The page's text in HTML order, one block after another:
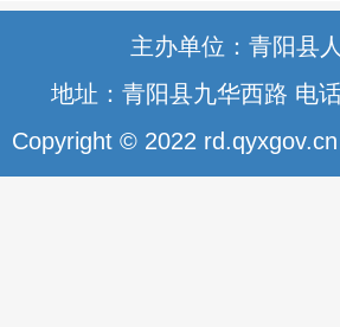
主办单位：青阳县
地址：青阳县九华西路 电
Copyright © 2022